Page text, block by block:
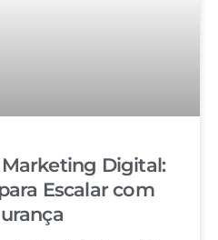
Digital:
Escalar com